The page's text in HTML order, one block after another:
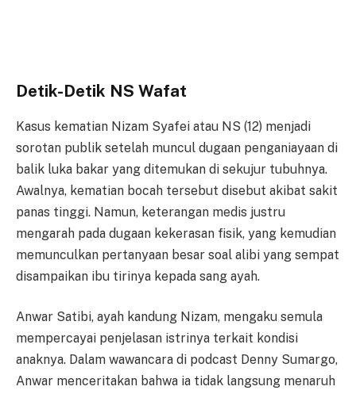
Detik-Detik NS Wafat
Kasus kematian Nizam Syafei atau NS (12) menjadi
sorotan publik setelah muncul dugaan penganiayaan di
balik luka bakar yang ditemukan di sekujur tubuhnya.
Awalnya, kematian bocah tersebut disebut akibat sakit
panas tinggi. Namun, keterangan medis justru
mengarah pada dugaan kekerasan fisik, yang kemudian
memunculkan pertanyaan besar soal alibi yang sempat
disampaikan ibu tirinya kepada sang ayah.
Anwar Satibi, ayah kandung Nizam, mengaku semula
mempercayai penjelasan istrinya terkait kondisi
anaknya. Dalam wawancara di podcast Denny Sumargo,
Anwar menceritakan bahwa ia tidak langsung menaruh